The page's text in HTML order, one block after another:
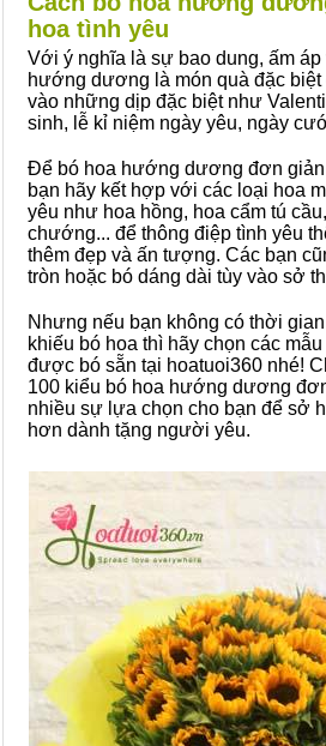
hoa tình yêu
Với ý nghĩa là sự bao dung, ấm
hướng dương là món quà đặc biệt
vào những dịp đặc biệt như
sinh, lễ kỉ niệm ngày yêu, ngày
Để bó hoa hướng dương đơn giản
bạn hãy kết hợp với các loại hoa
yêu như hoa hồng, hoa cẩm tú
chướng... để thông điệp tình yêu
thêm đẹp và ấn tượng. Các bạn
tròn hoặc bó dáng dài tùy vào sở
Nhưng nếu bạn không có thời
khiếu bó hoa thì hãy chọn các
được bó sẵn tại hoatuoi360 nhé!
100 kiểu bó hoa hướng dương
nhiều sự lựa chọn cho bạn để sở
hơn dành tặng người yêu.